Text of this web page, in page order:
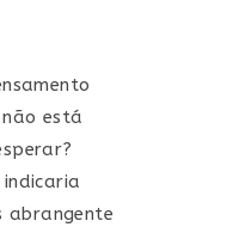
está
abrangente